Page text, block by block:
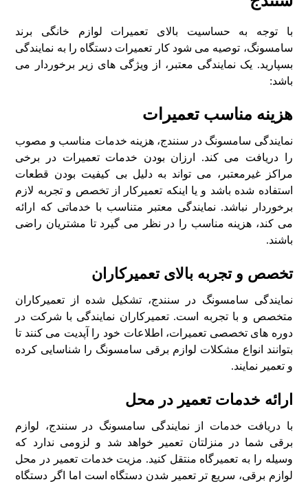
با توجه به حساسیت بالای تعمیرات لوازم خانگی برند
سامسونگ، توصیه می شود کار تعمیرات دستگاه را به نمایندگی
بسپارید. یک نمایندگی معتبر، از ویژگی های زیر برخوردار می
باشد:
هزینه مناسب تعمیرات
نمایندگی سامسونگ در سنندج، هزینه خدمات مناسب و مصوب
را دریافت می کند. ارزان بودن خدمات تعمیرات در برخی
مراکز غیرمعتبر، می تواند به دلیل بی کیفیت بودن قطعات
استفاده شده باشد و یا اینکه تعمیرکار از تخصص و تجربه لازم
برخوردار نباشد. نمایندگی معتبر متناسب با خدماتی که ارائه
می کند، هزینه مناسب را در نظر می گیرد تا مشتریان راضی
باشند.
تخصص و تجربه بالای تعمیرکاران
نمایندگی سامسونگ در سنندج، تشکیل شده از تعمیرکاران
متخصص و با تجربه است. تعمیرکاران نمایندگی با شرکت در
دوره های تخصصی تعمیرات، اطلاعات خود را آپدیت می کنند تا
بتوانند انواع مشکلات لوازم برقی سامسونگ را شناسایی کرده
و تعمیر نمایند.
ارائه خدمات تعمیر در محل
با دریافت خدمات از نمایندگی سامسونگ در سنندج، لوازم
برقی شما در منزلتان تعمیر خواهد شد و لزومی ندارد که
وسیله را به تعمیرگاه منتقل کنید. مزیت خدمات تعمیر در محل
لوازم برقی، سریع تر تعمیر شدن دستگاه است اما اگر دستگاه